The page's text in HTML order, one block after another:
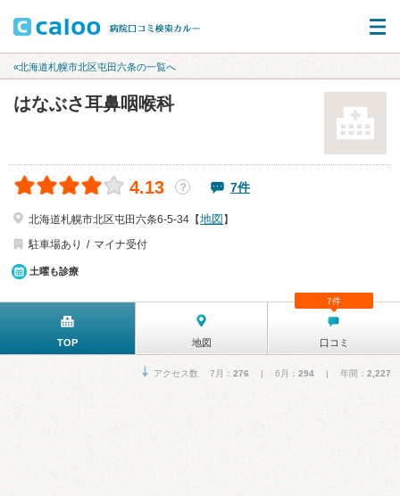
«北海道札幌市北区屯田六条の一覧へ
はなぶさ耳鼻咽喉科
4.13 ？ 7件
北海道札幌市北区屯田六条6-5-34【地図 】
駐車場あり
マイナ受付
土曜も診療
TOP 地図 口コミ
7件
アクセス数 7月： 276 | 6月： 294 | 年間： 2,227